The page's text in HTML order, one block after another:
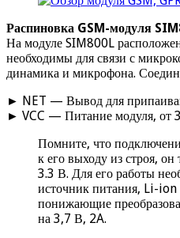
Распиновка GSM-модуля
На модуле SIM800L
необходимы для связи с
динамика и микрофона.
► NET — Вывод для
► VCC — Питание модуля, от
Помните, что
к его выходу из строя, он
3.3 В. Для его работы
источник питания, Li-ion
понижающие
на 3,7 В, 2A.